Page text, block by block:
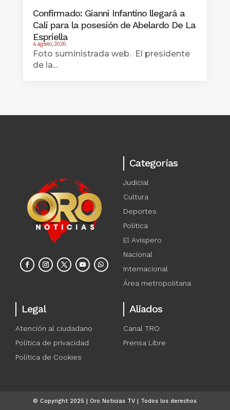
Confirmado: Gianni Infantino llegará a
Cali para la posesión de Abelardo De La
Espriella
4 agosto, 2026
Foto suministrada web. El presidente
de la...
Categorías
Judicial
Cultura
Deportes
Política
El Avispero
Nacional
Internacional
Área metropolitana
Legal
Atención al ciudadano
Política de privacidad
Política de Cookies
Aliados
Canal TRO
Prensa Libre
© Copyright 2025 | Oro Noticias TV | Todos los derechos